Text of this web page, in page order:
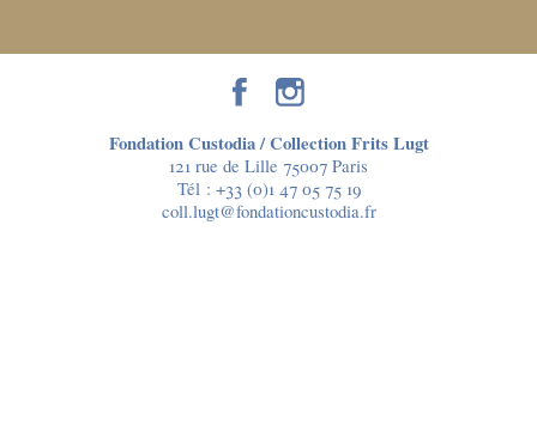
Fondation Custodia / Collection Frits Lugt
121 rue de Lille 75007 Paris
Tél : +33 (0)1 47 05 75 19
coll.lugt@fondationcustodia.fr